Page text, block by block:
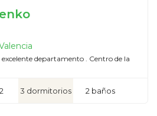
departamento . Centro de la
3 dormitorios 2 baños